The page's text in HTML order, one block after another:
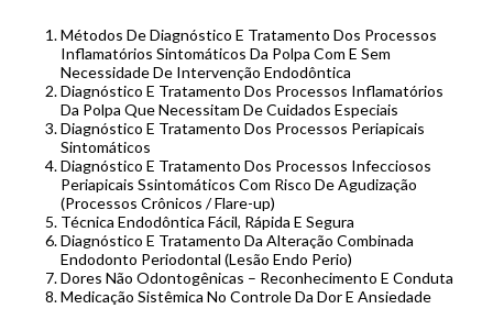
Métodos De Diagnóstico E Tratamento Dos Processos
Inflamatórios Sintomáticos Da Polpa Com E Sem
Necessidade De Intervenção Endodôntica
Diagnóstico E Tratamento Dos Processos Inflamatórios
Da Polpa Que Necessitam De Cuidados Especiais
Diagnóstico E Tratamento Dos Processos Periapicais
Sintomáticos
Diagnóstico E Tratamento Dos Processos Infecciosos
Periapicais Ssintomáticos Com Risco De Agudização
(Processos Crônicos / Flare-up)
Técnica Endodôntica Fácil, Rápida E Segura
Diagnóstico E Tratamento Da Alteração Combinada
Endodonto Periodontal (Lesão Endo Perio)
Dores Não Odontogênicas – Reconhecimento E Conduta
Medicação Sistêmica No Controle Da Dor E Ansiedade